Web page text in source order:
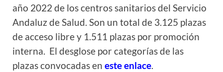
año 2022 de los centros sanitarios del Servicio
Andaluz de Salud. Son un total de 3.125 plazas
de acceso libre y 1.511 plazas por promoción
interna. El desglose por categorías de las
plazas convocadas en este enlace.